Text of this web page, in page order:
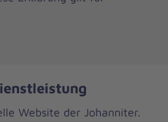
Website der Johanniter.